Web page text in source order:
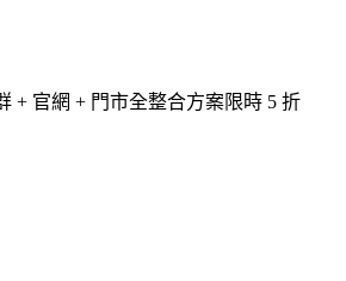
+ 官網 + 門市全整合方案限時 5 折